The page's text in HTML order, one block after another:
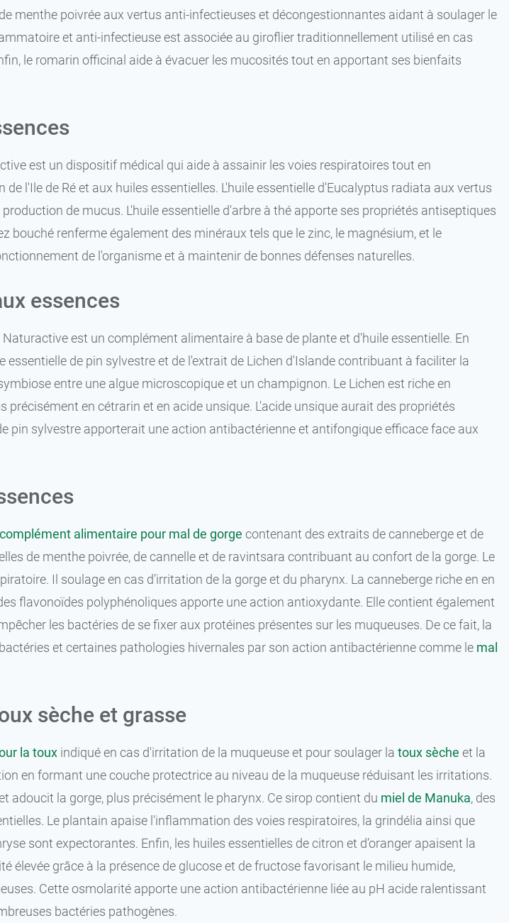
menthe poivrée aux vertus anti-infectieuses et décongestionnantes aidant à soulager le
et anti-infectieuse est associée au giroflier traditionnellement utilisé en cas
le romarin officinal aide à évacuer les mucosités tout en apportant ses bienfaits
est un dispositif médical qui aide à assainir les voies respiratoires tout en
l'Ile de Ré et aux huiles essentielles. L'huile essentielle d'Eucalyptus radiata aux vertus
de mucus. L'huile essentielle d'arbre à thé apporte ses propriétés antiseptiques
bouché renferme également des minéraux tels que le zinc, le magnésium, et le
de l'organisme et à maintenir de bonnes défenses naturelles.
essences
est un complément alimentaire à base de plante et d'huile essentielle. En
essentielle de pin sylvestre et de l'extrait de Lichen d'Islande contribuant à faciliter la
entre une algue microscopique et un champignon. Le Lichen est riche en
précisément en cétrarin et en acide unsique. L'acide unsique aurait des propriétés
pin sylvestre apporterait une action antibactérienne et antifongique efficace face aux
complément alimentaire pour mal de gorge contenant des extraits de canneberge et de
de menthe poivrée, de cannelle et de ravintsara contribuant au confort de la gorge. Le
Il soulage en cas d’irritation de la gorge et du pharynx. La canneberge riche en en
flavonoïdes polyphénoliques apporte une action antioxydante. Elle contient également
les bactéries de se fixer aux protéines présentes sur les muqueuses. De ce fait, la
et certaines pathologies hivernales par son action antibactérienne comme le mal
sèche et grasse
la touxindiqué en cas d'irritation de la muqueuse et pour soulager la toux sèche et la
en formant une couche protectrice au niveau de la muqueuse réduisant les irritations.
adoucit la gorge, plus précisément le pharynx. Ce sirop contient du miel de Manuka, des
Le plantain apaise l'inflammation des voies respiratoires, la grindélia ainsi que
sont expectorantes. Enfin, les huiles essentielles de citron et d’oranger apaisent la
élevée grâce à la présence de glucose et de fructose favorisant le milieu humide,
Cette osmolarité apporte une action antibactérienne liée au pH acide ralentissant
bactéries pathogènes.